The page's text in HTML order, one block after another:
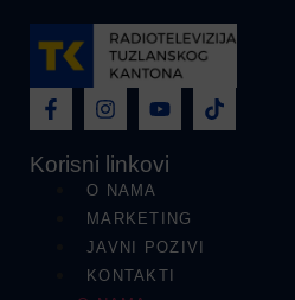
Korisni linkovi
O NAMA
MARKETING
JAVNI POZIVI
KONTAKTI